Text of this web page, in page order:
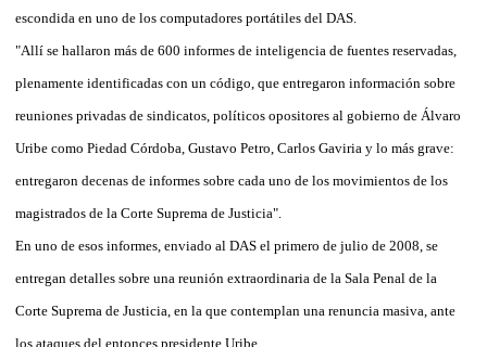
escondida en uno de los computadores portátiles del DAS.
"Allí se hallaron más de 600 informes de inteligencia de fuentes reservadas,
plenamente identificadas con un código, que entregaron información sobre
reuniones privadas de sindicatos, políticos opositores al gobierno de Álvaro
Uribe como Piedad Córdoba, Gustavo Petro, Carlos Gaviria y lo más grave:
entregaron decenas de informes sobre cada uno de los movimientos de los
magistrados de la Corte Suprema de Justicia".
En uno de esos informes, enviado al DAS el primero de julio de 2008, se
entregan detalles sobre una reunión extraordinaria de la Sala Penal de la
Corte Suprema de Justicia, en la que contemplan una renuncia masiva, ante
los ataques del entonces presidente Uribe.